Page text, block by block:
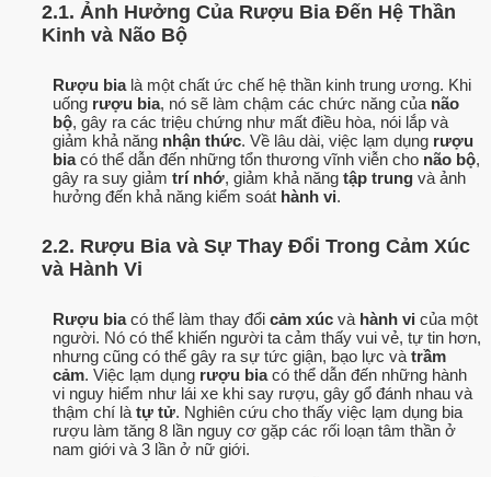
2.1. Ảnh Hưởng Của Rượu Bia Đến Hệ Thần
Kinh và Não Bộ
Rượu bialà một chất ức chế hệ thần kinh trung ương. Khi
uống rượu bia, nó sẽ làm chậm các chức năng của não
bộ, gây ra các triệu chứng như mất điều hòa, nói lắp và
giảm khả năng nhận thức. Về lâu dài, việc lạm dụng rượu
biacó thể dẫn đến những tổn thương vĩnh viễn cho não bộ,
gây ra suy giảm trí nhớ, giảm khả năng tập trung và ảnh
hưởng đến khả năng kiểm soát hành vi.
2.2. Rượu Bia và Sự Thay Đổi Trong Cảm Xúc
và Hành Vi
Rượu biacó thể làm thay đổi cảm xúc và hành vi của một
người. Nó có thể khiến người ta cảm thấy vui vẻ, tự tin hơn,
nhưng cũng có thể gây ra sự tức giận, bạo lực và trầm
cảm. Việc lạm dụng rượu biacó thể dẫn đến những hành
vi nguy hiểm như lái xe khi say rượu, gây gổ đánh nhau và
thậm chí là tự tử. Nghiên cứu cho thấy việc lạm dụng bia
rượu làm tăng 8 lần nguy cơ gặp các rối loạn tâm thần ở
nam giới và 3 lần ở nữ giới.